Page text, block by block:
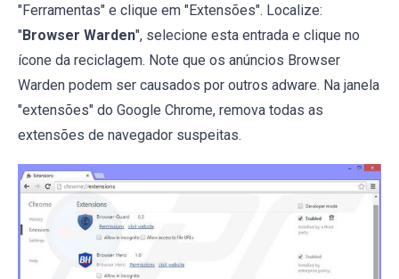
"Ferramentas" e clique em "Extensões". Localize:
"Browser Warden", selecione esta entrada e clique no
ícone da reciclagem. Note que os anúncios Browser
Warden podem ser causados por outros adware. Na janela
"extensões" do Google Chrome, remova todas as
extensões de navegador suspeitas.